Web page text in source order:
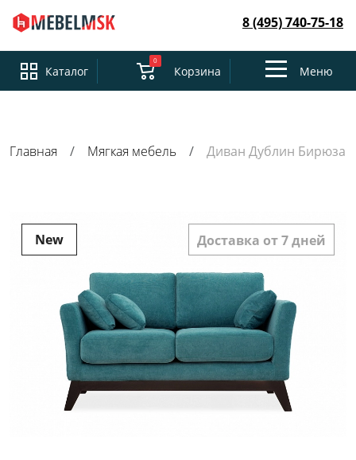
8 (495) 740-75-18
Каталог
0
Корзина
ToggleМеню
Главная Мягкая мебель Диван Дублин Бирюза
New Доставка от 7 дней